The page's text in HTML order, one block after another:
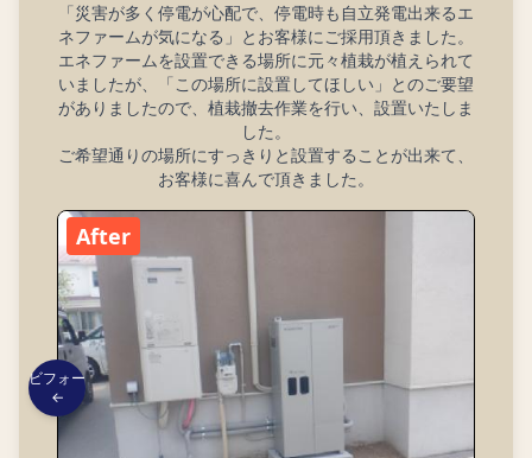
「災害が多く停電が心配で、停電時も自立発電出来るエ
ネファームが気になる」とお客様にご採用頂きました。
エネファームを設置できる場所に元々植栽が植えられて
いましたが、「この場所に設置してほしい」とのご要望
がありましたので、植栽撤去作業を行い、設置いたしま
した。
ご希望通りの場所にすっきりと設置することが出来て、
お客様に喜んで頂きました。
ビフォー
←
After